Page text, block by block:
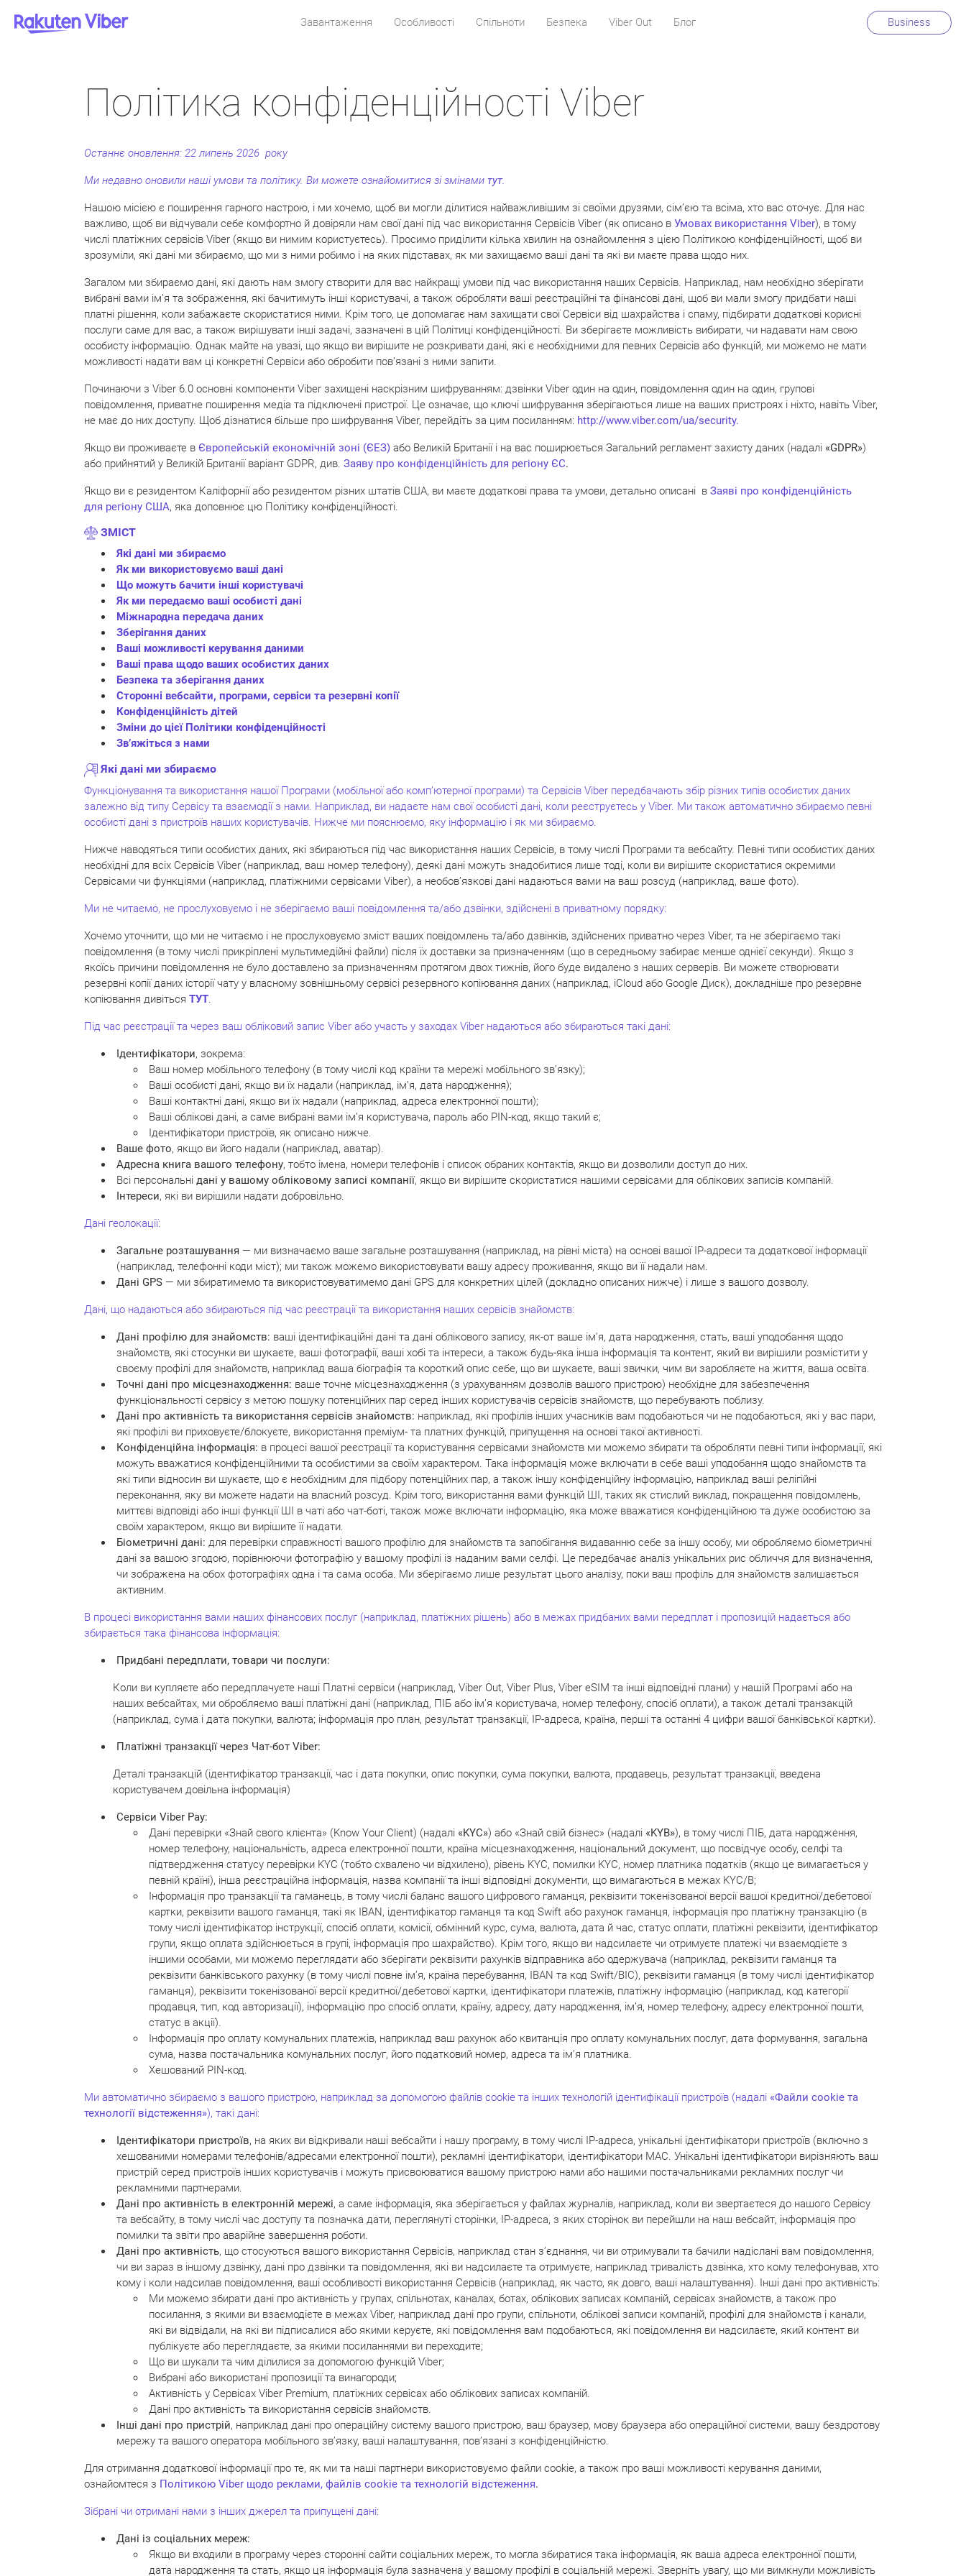
Завантаження Особливості Спільноти Безпека Viber Out Блог Business
Політика конфіденційності Viber
Останнє оновлення: 22 липень 2026 року
Ми недавно оновили наші умови та політику. Ви можете ознайомитися зі змінами тут.
Нашою місією є поширення гарного настрою, і ми хочемо, щоб ви могли ділитися найважливішим зі своїми друзями, сім’єю та всіма, хто вас оточує. Для нас
важливо, щоб ви відчували себе комфортно й довіряли нам свої дані під час використання Сервісів Viber (як описано в Умовах використання Viber), в тому
числі платіжних сервісів Viber (якщо ви нимим користуєтесь). Просимо приділити кілька хвилин на ознайомлення з цією Політикою конфіденційності, щоб ви
зрозуміли, які дані ми збираємо, що ми з ними робимо і на яких підставах, як ми захищаємо ваші дані та які ви маєте права щодо них.
Загалом ми збираємо дані, які дають нам змогу створити для вас найкращі умови під час використання наших Сервісів. Наприклад, нам необхідно зберігати
вибрані вами ім’я та зображення, які бачитимуть інші користувачі, а також обробляти ваші реєстраційні та фінансові дані, щоб ви мали змогу придбати наші
платні рішення, коли забажаєте скористатися ними. Крім того, це допомагає нам захищати свої Сервіси від шахрайства і спаму, підбирати додаткові корисні
послуги саме для вас, а також вирішувати інші задачі, зазначені в цій Політиці конфіденційності. Ви зберігаєте можливість вибирати, чи надавати нам свою
особисту інформацію. Однак майте на увазі, що якщо ви вирішите не розкривати дані, які є необхідними для певних Сервісів або функцій, ми можемо не мати
можливості надати вам ці конкретні Сервіси або обробити пов’язані з ними запити.
Починаючи з Viber 6.0 основні компоненти Viber захищені наскрізним шифруванням: дзвінки Viber один на один, повідомлення один на один, групові
повідомлення, приватне поширення медіа та підключені пристрої. Це означає, що ключі шифрування зберігаються лише на ваших пристроях і ніхто, навіть Viber,
не має до них доступу. Щоб дізнатися більше про шифрування Viber, перейдіть за цим посиланням: http://www.viber.com/ua/security.
Якщо ви проживаєте в Європейській економічній зоні (ЄЕЗ) або Великій Британії і на вас поширюється Загальний регламент захисту даних (надалі «GDPR»)
або прийнятий у Великій Британії варіант GDPR, див. Заяву про конфіденційність для регіону ЄС.
Якщо ви є резидентом Каліфорнії або резидентом різних штатів США, ви маєте додаткові права та умови, детально описані в Заяві про конфіденційність
для регіону США, яка доповнює цю Політику конфіденційності.
ЗМІСТ
Які дані ми збираємо
Як ми використовуємо ваші дані
Що можуть бачити інші користувачі
Як ми передаємо ваші особисті дані
Міжнародна передача даних
Зберігання даних
Ваші можливості керування даними
Ваші права щодо ваших особистих даних
Безпека та зберігання даних
Сторонні вебсайти, програми, сервіси та резервні копії
Конфіденційність дітей
Зміни до цієї Політики конфіденційності
Зв’яжіться з нами
Які дані ми збираємо
Функціонування та використання нашої Програми (мобільної або комп’ютерної програми) та Сервісів Viber передбачають збір різних типів особистих даних
залежно від типу Сервісу та взаємодії з нами. Наприклад, ви надаєте нам свої особисті дані, коли реєструєтесь у Viber. Ми також автоматично збираємо певні
особисті дані з пристроїв наших користувачів. Нижче ми пояснюємо, яку інформацію і як ми збираємо.
Нижче наводяться типи особистих даних, які збираються під час використання наших Сервісів, в тому числі Програми та вебсайту. Певні типи особистих даних
необхідні для всіх Сервісів Viber (наприклад, ваш номер телефону), деякі дані можуть знадобитися лише тоді, коли ви вирішите скористатися окремими
Сервісами чи функціями (наприклад, платіжними сервісами Viber), а необов’язкові дані надаються вами на ваш розсуд (наприклад, ваше фото).
Ми не читаємо, не прослуховуємо і не зберігаємо ваші повідомлення та/або дзвінки, здійснені в приватному порядку:
Хочемо уточнити, що ми не читаємо і не прослуховуємо зміст ваших повідомлень та/або дзвінків, здійснених приватно через Viber, та не зберігаємо такі
повідомлення (в тому числі прикріплені мультимедійні файли) після їх доставки за призначенням (що в середньому забирає менше однієї секунди). Якщо з
якоїсь причини повідомлення не було доставлено за призначенням протягом двох тижнів, його буде видалено з наших серверів. Ви можете створювати
резервні копії даних історії чату у власному зовнішньому сервісі резервного копіювання даних (наприклад, iCloud або Google Диск), докладніше про резервне
копіювання дивіться ТУТ
Під час реєстрації та через ваш обліковий запис Viber або участь у заходах Viber надаються або збираються такі дані:
Ідентифікатори, зокрема:
Ваш номер мобільного телефону (в тому числі код країни та мережі мобільного зв’язку);
Ваші особисті дані, якщо ви їх надали (наприклад, ім’я, дата народження);
Ваші контактні дані, якщо ви їх надали (наприклад, адреса електронної пошти);
Ваші облікові дані, а саме вибрані вами ім’я користувача, пароль або PIN-код, якщо такий є;
Ідентифікатори пристроїв, як описано нижче.
Ваше фото, якщо ви його надали (наприклад, аватар).
Адресна книга вашого телефону, тобто імена, номери телефонів і список обраних контактів, якщо ви дозволили доступ до них.
Всі персональні дані у вашому обліковому записі компанії, якщо ви вирішите скористатися нашими сервісами для облікових записів компаній.
Інтереси, які ви вирішили надати добровільно.
Дані геолокації:
Загальне розташування — ми визначаємо ваше загальне розташування (наприклад, на рівні міста) на основі вашої IP-адреси та додаткової інформації
(наприклад, телефонні коди міст); ми також можемо використовувати вашу адресу проживання, якщо ви її надали нам.
Дані GPS — ми збиратимемо та використовуватимемо дані GPS для конкретних цілей (докладно описаних нижче) і лише з вашого дозволу.
Дані, що надаються або збираються під час реєстрації та використання наших сервісів знайомств:
Дані профілю для знайомств: ваші ідентифікаційні дані та дані облікового запису, як-от ваше ім’я, дата народження, стать, ваші уподобання щодо
знайомств, які стосунки ви шукаєте, ваші фотографії, ваші хобі та інтереси, а також будь-яка інша інформація та контент, який ви вирішили розмістити у
своєму профілі для знайомств, наприклад ваша біографія та короткий опис себе, що ви шукаєте, ваші звички, чим ви заробляєте на життя, ваша освіта.
Точні дані про місцезнаходження: ваше точне місцезнаходження (з урахуванням дозволів вашого пристрою) необхідне для забезпечення
функціональності сервісу з метою пошуку потенційних пар серед інших користувачів сервісів знайомств, що перебувають поблизу.
Дані про активність та використання сервісів знайомств: наприклад, які профілів інших учасників вам подобаються чи не подобаються, які у вас пари,
які профілі ви приховуєте/блокуєте, використання преміум- та платних функцій, припущення на основі такої активності.
Конфіденційна інформація: в процесі вашої реєстрації та користування сервісами знайомств ми можемо збирати та обробляти певні типи інформації, які
можуть вважатися конфіденційними та особистими за своїм характером. Така інформація може включати в себе ваші уподобання щодо знайомств та
які типи відносин ви шукаєте, що є необхідним для підбору потенційних пар, а також іншу конфіденційну інформацію, наприклад ваші релігійні
переконання, яку ви можете надати на власний розсуд. Крім того, використання вами функцій ШІ, таких як стислий виклад, покращення повідомлень,
миттєві відповіді або інші функції ШІ в чаті або чат-боті, також може включати інформацію, яка може вважатися конфіденційною та дуже особистою за
своїм характером, якщо ви вирішите її надати.
Біометричні дані: для перевірки справжності вашого профілю для знайомств та запобігання видаванню себе за іншу особу, ми обробляємо біометричні
дані за вашою згодою, порівнюючи фотографію у вашому профілі із наданим вами селфі. Це передбачає аналіз унікальних рис обличчя для визначення,
чи зображена на обох фотографіях одна і та сама особа. Ми зберігаємо лише результат цього аналізу, поки ваш профіль для знайомств залишається
активним.
В процесі використання вами наших фінансових послуг (наприклад, платіжних рішень) або в межах придбаних вами передплат і пропозицій надається або
збирається така фінансова інформація:
Придбані передплати, товари чи послуги:
Коли ви купляєте або передплачуєте наші Платні сервіси (наприклад, Viber Out, Viber Plus, Viber eSIM та інші відповідні плани) у нашій Програмі або на
наших вебсайтах, ми обробляємо ваші платіжні дані (наприклад, ПІБ або ім’я користувача, номер телефону, спосіб оплати), а також деталі транзакцій
(наприклад, сума і дата покупки, валюта; інформація про план, результат транзакції, IP-адреса, країна, перші та останні 4 цифри вашої банківської картки).
Платіжні транзакції через Чат-бот Viber:
Деталі транзакцій (ідентифікатор транзакції, час і дата покупки, опис покупки, сума покупки, валюта, продавець, результат транзакції, введена
користувачем довільна інформація)
Сервіси Viber Pay:
Дані перевірки «Знай свого клієнта» (Know Your Client) (надалі «KYC») або «Знай свій бізнес» (надалі «KYB»), в тому числі ПІБ, дата народження,
номер телефону, національність, адреса електронної пошти, країна місцезнаходження, національний документ, що посвідчує особу, селфі та
підтвердження статусу перевірки KYC (тобто схвалено чи відхилено), рівень KYC, помилки KYC, номер платника податків (якщо це вимагається у
певній країні), інша реєстраційна інформація, назва компанії та інші відповідні документи, що вимагаються в межах KYC/B;
Інформація про транзакції та гаманець, в тому числі баланс вашого цифрового гаманця, реквізити токенізованої версії вашої кредитної/дебетової
картки, реквізити вашого гаманця, такі як IBAN, ідентифікатор гаманця та код Swift або рахунок гаманця, інформація про платіжну транзакцію (в
тому числі ідентифікатор інструкції, спосіб оплати, комісії, обмінний курс, сума, валюта, дата й час, статус оплати, платіжні реквізити, ідентифікатор
групи, якщо оплата здійснюється в групі, інформація про шахрайство). Крім того, якщо ви надсилаєте чи отримуєте платежі чи взаємодієте з
іншими особами, ми можемо переглядати або зберігати реквізити рахунків відправника або одержувача (наприклад, реквізити гаманця та
реквізити банківського рахунку (в тому числі повне ім’я, країна перебування, IBAN та код Swift/BIC), реквізити гаманця (в тому числі ідентифікатор
гаманця), реквізити токенізованої версії кредитної/дебетової картки, ідентифікатори платежів, платіжну інформацію (наприклад, код категорії
продавця, тип, код авторизації), інформацію про спосіб оплати, країну, адресу, дату народження, ім’я, номер телефону, адресу електронної пошти,
статус в акції).
Інформація про оплату комунальних платежів, наприклад ваш рахунок або квитанція про оплату комунальних послуг, дата формування, загальна
сума, назва постачальника комунальних послуг, його податковий номер, адреса та ім’я платника.
Хешований PIN-код.
Ми автоматично збираємо з вашого пристрою, наприклад за допомогою файлів cookie та інших технологій ідентифікації пристроїв (надалі «Файли cookie та
технології відстеження»), такі дані:
Ідентифікатори пристроїв, на яких ви відкривали наші вебсайти і нашу програму, в тому числі IP-адреса, унікальні ідентифікатори пристроїв (включно з
хешованими номерами телефонів/адресами електронної пошти), рекламні ідентифікатори, ідентифікатори MAC. Унікальні ідентифікатори вирізняють ваш
пристрій серед пристроїв інших користувачів і можуть присвоюватися вашому пристрою нами або нашими постачальниками рекламних послуг чи
рекламними партнерами.
Дані про активність в електронній мережі, а саме інформація, яка зберігається у файлах журналів, наприклад, коли ви звертаєтеся до нашого Сервісу
та вебсайту, в тому числі час доступу та позначка дати, переглянуті сторінки, IP-адреса, з яких сторінок ви перейшли на наш вебсайт, інформація про
помилки та звіти про аварійне завершення роботи.
Дані про активність, що стосуються вашого використання Сервісів, наприклад стан з’єднання, чи ви отримували та бачили надіслані вам повідомлення,
чи ви зараз в іншому дзвінку, дані про дзвінки та повідомлення, які ви надсилаєте та отримуєте, наприклад тривалість дзвінка, хто кому телефонував, хто
кому і коли надсилав повідомлення, ваші особливості використання Сервісів (наприклад, як часто, як довго, ваші налаштування). Інші дані про активність:
Ми можемо збирати дані про активність у групах, спільнотах, каналах, ботах, облікових записах компаній, сервісах знайомств, а також про
посилання, з якими ви взаємодієте в межах Viber, наприклад дані про групи, спільноти, облікові записи компаній, профілі для знайомств і канали,
які ви відвідали, на які ви підписалися або якими керуєте, які повідомлення вам подобаються, які повідомлення ви надсилаєте, який контент ви
публікуєте або переглядаєте, за якими посиланнями ви переходите;
Що ви шукали та чим ділилися за допомогою функцій Viber;
Вибрані або використані пропозиції та винагороди;
Активність у Сервісах Viber Premium, платіжних сервісах або облікових записах компаній.
Дані про активність та використання сервісів знайомств.
Інші дані про пристрій, наприклад дані про операційну систему вашого пристрою, ваш браузер, мову браузера або операційної системи, вашу бездротову
мережу та вашого оператора мобільного зв’язку, ваші налаштування, пов’язані з конфіденційністю.
Для отримання додаткової інформації про те, як ми та наші партнери використовуємо файли cookie, а також про ваші можливості керування даними,
ознайомтеся з Політикою Viber щодо реклами, файлів cookie та технологій відстеження.
Зібрані чи отримані нами з інших джерел та припущені дані:
Дані із соціальних мереж:
Якщо ви входили в програму через сторонні сайти соціальних мереж, то могла збиратися така інформація, як ваша адреса електронної пошти,
дата народження та стать, якщо ця інформація була зазначена у вашому профілі в соціальній мережі. Зверніть увагу, що ми вимкнули можливість